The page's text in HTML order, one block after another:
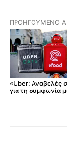
ΠΡΟΗΓΟΎΜΕΝΟ
«Uber: Αναβολές
για τη συμφωνία